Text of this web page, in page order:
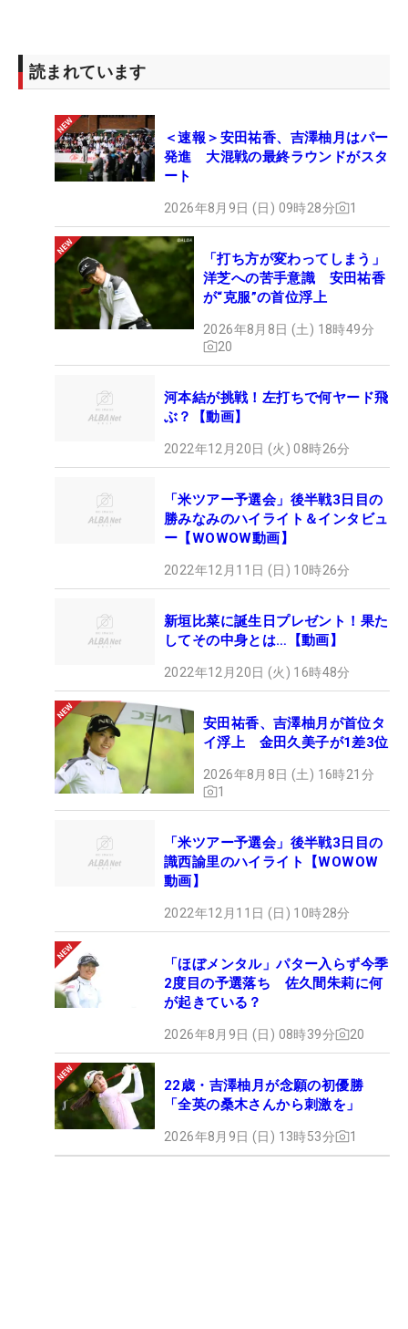
読まれています
＜速報＞安田祐香、吉澤柚月はパー
発進 大混戦の最終ラウンドがスタ
ート
2026年8月9日 (日) 09時28分 1
「打ち方が変わってしまう」
洋芝への苦手意識 安田祐香
が“克服”の首位浮上
2026年8月8日 (土) 18時49分
20
河本結が挑戦！左打ちで何ヤード飛
ぶ？【動画】
2022年12月20日 (火) 08時26分
「米ツアー予選会」後半戦3日目の
勝みなみのハイライト＆インタビュ
ー【WOWOW動画】
2022年12月11日 (日) 10時26分
新垣比菜に誕生日プレゼント！果た
してその中身とは…【動画】
2022年12月20日 (火) 16時48分
安田祐香、吉澤柚月が首位タ
イ浮上 金田久美子が1差3位
2026年8月8日 (土) 16時21分
1
「米ツアー予選会」後半戦3日目の
識西諭里のハイライト【WOWOW
動画】
2022年12月11日 (日) 10時28分
「ほぼメンタル」パター入らず今季
2度目の予選落ち 佐久間朱莉に何
が起きている？
2026年8月9日 (日) 08時39分 20
22歳・吉澤柚月が念願の初優勝
「全英の桑木さんから刺激を」
2026年8月9日 (日) 13時53分 1